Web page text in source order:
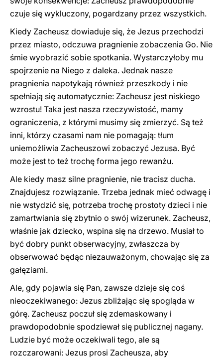
czuje się wykluczony, pogardzany przez wszystkich.
Kiedy Zacheusz dowiaduje się, że Jezus przechodzi
przez miasto, odczuwa pragnienie zobaczenia Go. Nie
śmie wyobrazić sobie spotkania. Wystarczyłoby mu
spojrzenie na Niego z daleka. Jednak nasze
pragnienia napotykają również przeszkody i nie
spełniają się automatycznie: Zacheusz jest niskiego
wzrostu! Taka jest nasza rzeczywistość, mamy
ograniczenia, z którymi musimy się zmierzyć. Są też
inni, którzy czasami nam nie pomagają: tłum
uniemożliwia Zacheuszowi zobaczyć Jezusa. Być
może jest to też trochę forma jego rewanżu.
Ale kiedy masz silne pragnienie, nie tracisz ducha.
Znajdujesz rozwiązanie. Trzeba jednak mieć odwagę i
nie wstydzić się, potrzeba trochę prostoty dzieci i nie
zamartwiania się zbytnio o swój wizerunek. Zacheusz,
właśnie jak dziecko, wspina się na drzewo. Musiał to
być dobry punkt obserwacyjny, zwłaszcza by
obserwować będąc niezauważonym, chowając się za
gałęziami.
Ale, gdy pojawia się Pan, zawsze dzieje się coś
nieoczekiwanego: Jezus zbliżając się spogląda w
górę. Zacheusz poczuł się zdemaskowany i
prawdopodobnie spodziewał się publicznej nagany.
Ludzie być może oczekiwali tego, ale są
rozczarowani: Jezus prosi Zacheusza, aby